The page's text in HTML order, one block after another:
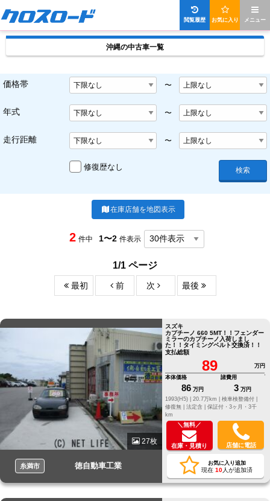
メニュー
お気に入り
閲覧履歴
沖縄の中古車一覧
価格帯 〜
年式 〜
走行距離 〜
修復歴なし 検索
在庫店舗を地図表示
2 件中 1〜2 件表示
1/1 ページ
最初 前 次 最後
27枚
糸満市 徳自動車工業
スズキ
カプチーノ 660 5MT！！フェンダー
ミラーのカプチーノ入荷しまし
た！！タイミングベルト交換済！！
支払総額
89
万円
本体価格
86 万円
諸費用
3 万円
1993(H5) |
20.7万km |
検車検整備付 |
修復無 | 法定含 | 保証付・3ヶ月・3千
km
＼無料／
在庫・見積り 店舗に電話
お気に入り追加
現在 10人が追加済